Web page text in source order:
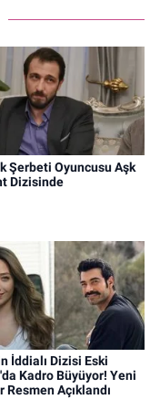
Şerbeti Oyuncusu Aşk
Dizisinde
İddialı Dizisi Eski
Kadro Büyüyor! Yeni
Resmen Açıklandı